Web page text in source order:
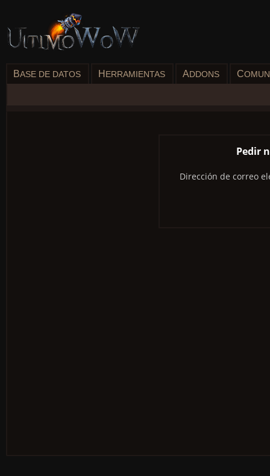
BASE DE DATOS H ERRAMIENTAS ADDONS C
Pedir
Dirección de correo